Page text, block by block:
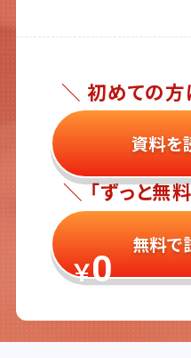
＼ 初めての方
資料を
＼ 「ずっと無
￥0
無料で